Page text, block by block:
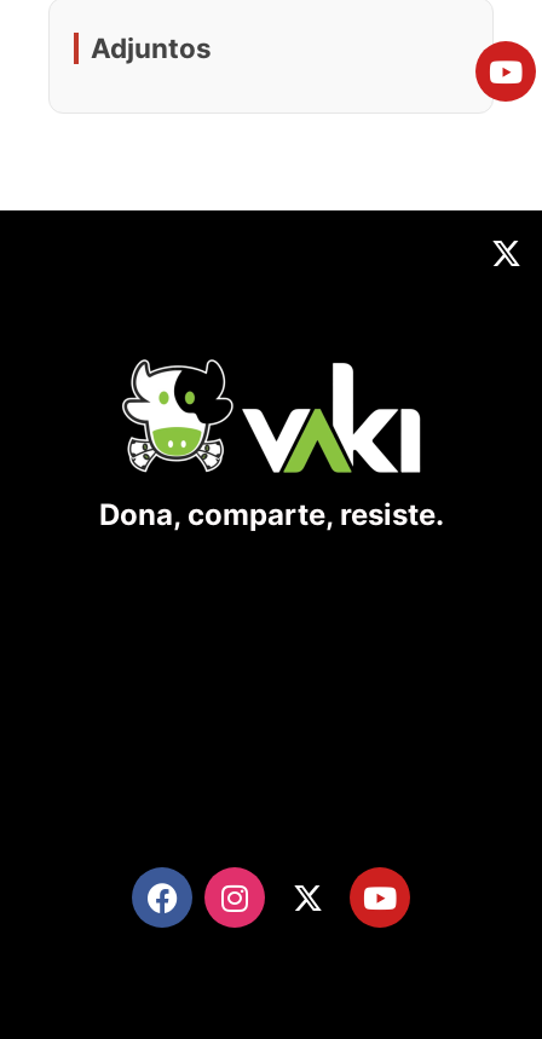
Adjuntos
Dona, comparte, resiste.